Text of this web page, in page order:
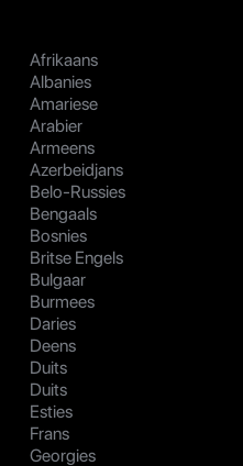
Afrikaans
Albanies
Amariese
Arabier
Armeens
Azerbeidjans
Belo-Russies
Bengaals
Bosnies
Britse Engels
Bulgaar
Burmees
Daries
Deens
Duits
Duits
Esties
Frans
Georgies